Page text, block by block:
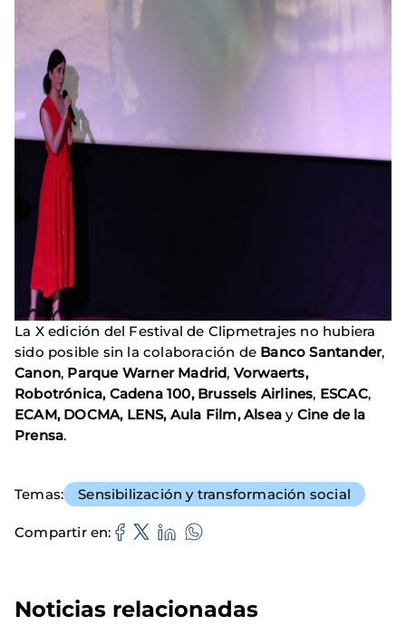
La X edición del Festival de Clipmetrajes no hubiera
sido posible sin la colaboración de Banco Santander,
Canon, Parque Warner Madrid, Vorwaerts,
Robotrónica, Cadena 100, Brussels Airlines, ESCAC,
ECAM, DOCMA, LENS, Aula Film, Alseay Cine de la
Prensa.
Temas Sensibilización y transformación social
Compartir en
Noticias relacionadas